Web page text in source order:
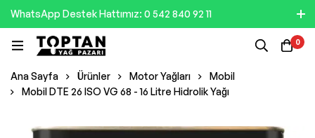
WhatsApp Destek Hattımız: 0 542 840 92 11
0
Ana Sayfa Ürünler Motor Yağları
Mobil
Mobil DTE 26 ISO VG 68 - 16 Litre Hidrolik Yağı